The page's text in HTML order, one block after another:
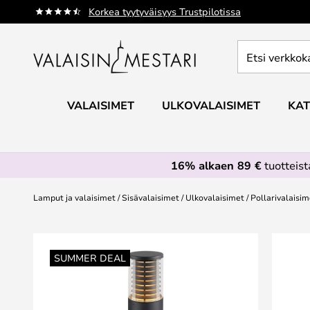
Korkea tyytyväisyys Trustpilotissa
Skip
to
verkkokaupan
VALAISIMET ULKOVALAISIMET
16% alkaen 89 €
Lamput ja valaisimet Sisävalaisimet Ulkovalaisimet
SUMMER DEAL